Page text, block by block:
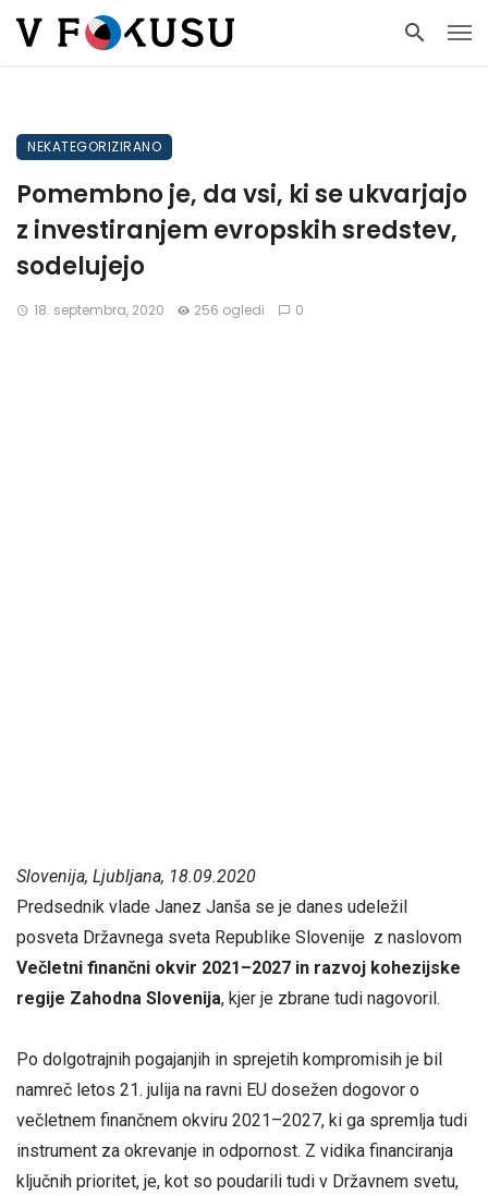
NEKATEGORIZIRANO
Pomembno je, da vsi, ki se ukvarjajo
z investiranjem evropskih sredstev,
sodelujejo
18. septembra, 2020 256 ogledi 0
Slovenija, Ljubljana, 18.09.2020
Predsednik vlade Janez Janša se je danes udeležil
posveta Državnega sveta Republike Slovenije z naslovom
Večletni finančni okvir 2021–2027 in razvoj kohezijske
regije Zahodna Slovenija, kjer je zbrane tudi nagovoril.
Po dolgotrajnih pogajanjih in sprejetih kompromisih je bil
namreč letos 21. julija na ravni EU dosežen dogovor o
večletnem finančnem okviru 2021–2027, ki ga spremlja tudi
instrument za okrevanje in odpornost. Z vidika financiranja
ključnih prioritet, je, kot so poudarili tudi v Državnem svetu,